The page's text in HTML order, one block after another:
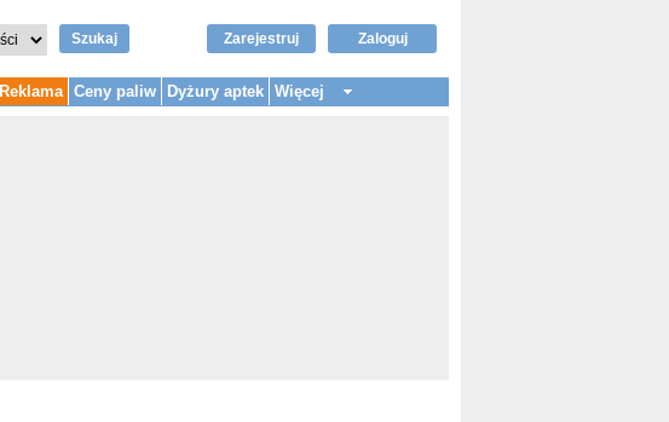
Szukaj Zaloguj
Zarejestruj
Reklama Ceny paliw Dyżury aptek Więcej